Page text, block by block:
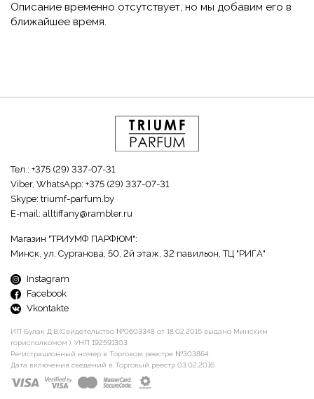
Описание временно отсутствует, но мы добавим его в
ближайшее время.
Тел.: +375 (29) 337-07-31
Viber, WhatsApp: +375 (29) 337-07-31
Skype: triumf-parfum.by
E-mail: alltiffany@rambler.ru
Магазин "ТРИУМФ ПАРФЮМ":
Минск, ул. Сурганова, 50, 2й этаж, 32 павильон, ТЦ "РИГА"
Instagram
Facebook
Vkontakte
ИП Булак Д.В.(Свидетельство №0603348 от 18.02.2016 выдано Минским
горисполкомом ). УНП 192591303
Регистрационный номер в Торговом реестре №303864
Дата включения сведений в Торговый реестр 03.02.2016